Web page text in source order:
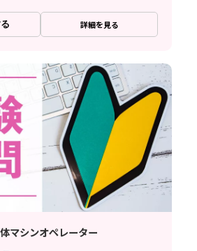
詳細を見る
マシンオペレーター